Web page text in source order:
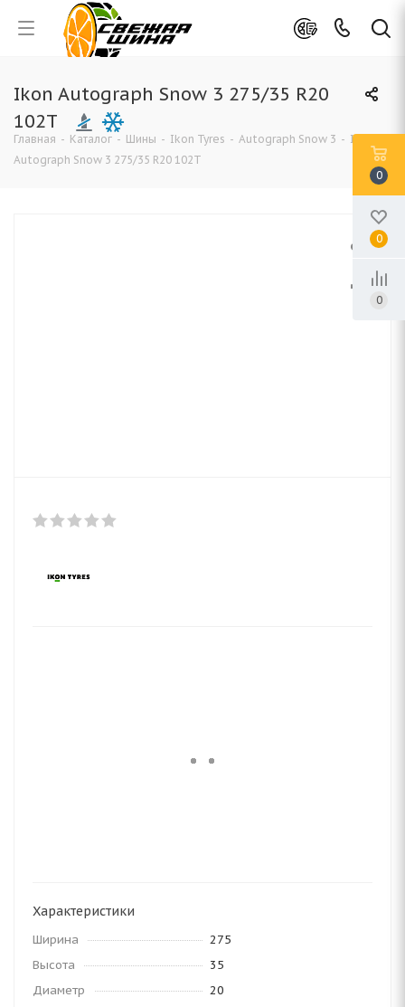
Ikon Autograph Snow 3 275/35 R20
102T
Главная - Каталог - Шины - Ikon Tyres - Autograph Snow 3 - Ikon
Autograph Snow 3 275/35 R20 102T
Характеристики
Ширина
275
Высота
35
Диаметр
20
0
0
0